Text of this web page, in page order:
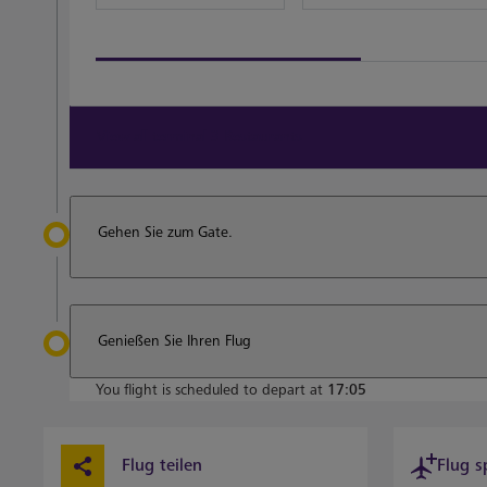
Gehen Sie zum Gate.
Genießen Sie Ihren Flug
You flight is scheduled to depart at 17:05
Flug teilen Flug